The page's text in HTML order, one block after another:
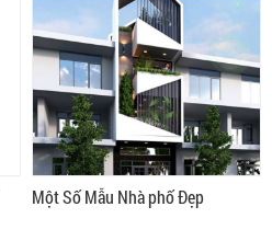
Một Số Mẫu Nhà phố Đẹp